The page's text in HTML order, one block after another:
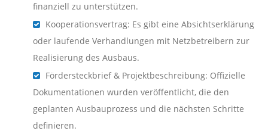
finanziell zu unterstützen.
Kooperationsvertrag: Es gibt eine Absichtserklärung
oder laufende Verhandlungen mit Netzbetreibern zur
Realisierung des Ausbaus.
Fördersteckbrief & Projektbeschreibung: Offizielle
Dokumentationen wurden veröffentlicht, die den
geplanten Ausbauprozess und die nächsten Schritte
definieren.